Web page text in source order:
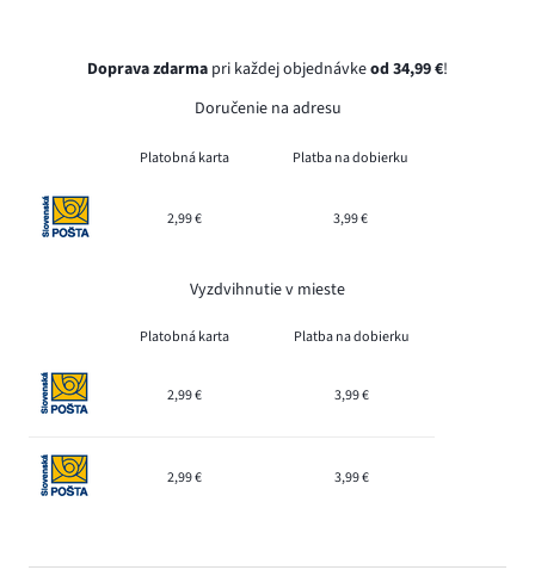
Doprava zdarma pri každej objednávkeod 34,99 €!
Doručenie na adresu
Platobná karta Platba na dobierku
2,99 € 3,99 €
Vyzdvihnutie v mieste
Platobná karta Platba na dobierku
2,99 € 3,99 €
2,99 € 3,99 €